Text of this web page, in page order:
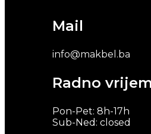
Mail
info@makbel.ba
Radno
Pon-Pet: 8h-17h
Sub-Ned: closed